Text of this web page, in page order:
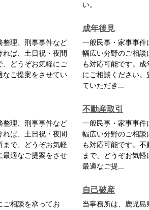
い。
整理、刑事事件など
ば、土日祝・夜間
、どうぞお気軽にご
なご提案をさせてい
成年後見
一般民事・家事事件
幅広い分野のご相談
も対応可能です。
にご相談ください
ていただき...
整理、刑事事件など
ば、土日祝・夜間
まで、どうぞお気軽
最適なご提案をさせ
不動産取引
一般民事・家事事件
幅広い分野のご相談
も対応可能です。
まで、どうぞお気
最適なご提...
ご相談を承ってお
自己破産
当事務所は、鹿児